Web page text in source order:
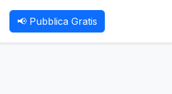
📢 Pubblica Gratis